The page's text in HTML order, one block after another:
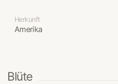
Herkunft
Amerika
Blüte